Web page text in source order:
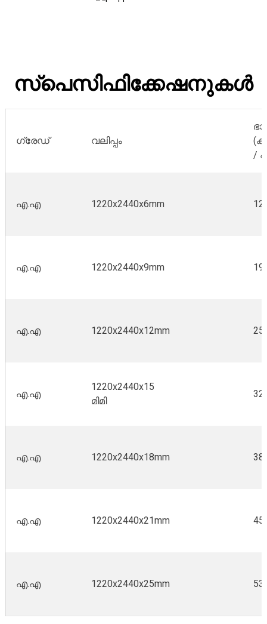
സ്പെസിഫിക്കേഷനുകൾ
ഗ്രേഡ് വലിപ്പം
/
എ.എ 1220x2440x6mm
എ.എ 1220x2440x9mm 19
എ.എ 1220x2440x12mm
എ.എ
1220x2440x15
മിമി
32
എ.എ 1220x2440x18mm
എ.എ 1220x2440x21mm 45
എ.എ 1220x2440x25mm